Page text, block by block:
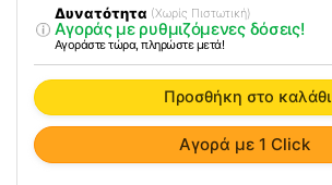
Αγορά με 1 Click
Sammy
ποσότητα
Δυνατότητα (Χωρίς Πιστωτική)
Αγοράς με ρυθμιζόμενες δόσεις!
Αγοράστε τώρα, πληρώστε μετά!
Προσθήκη στο καλάθι